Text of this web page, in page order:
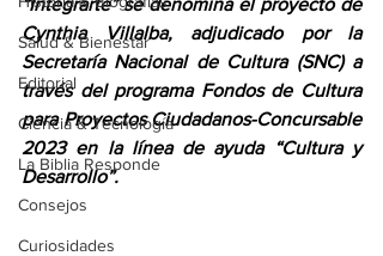
Salud & Bienestar
Editorial
Ciencia & Tecnología
La Biblia Responde
Consejos
Curiosidades
“Integrarte” se denomina el proyecto de
Cynthia Villalba, adjudicado por la
Secretaría Nacional de Cultura (SNC) a
través del programa Fondos de Cultura
para Proyectos Ciudadanos-Concursable
2023 en la línea de ayuda “Cultura y
Desarrollo”.